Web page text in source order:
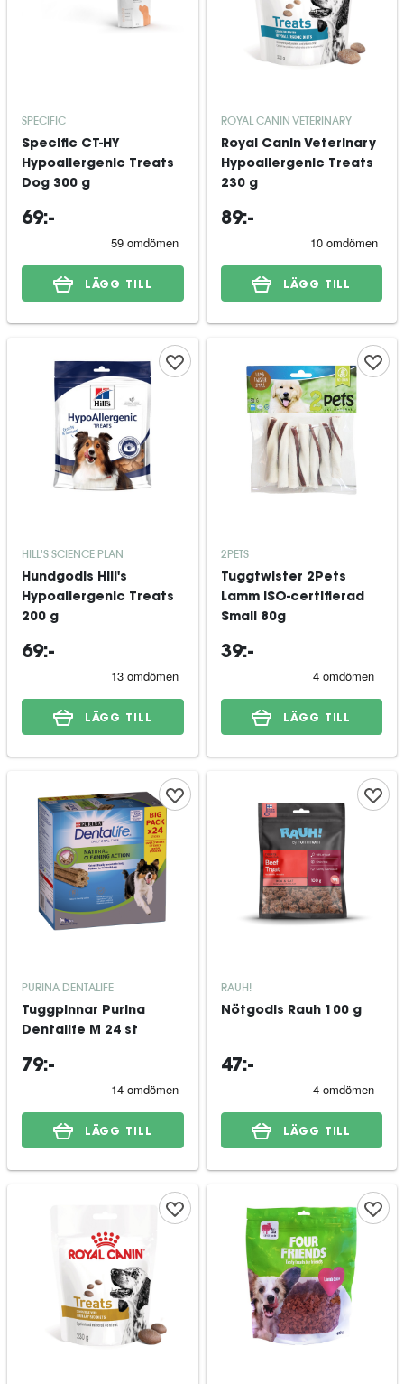
SPECIFIC
Specific CT-HY
Hypoallergenic Treats
Dog 300 g
69:-
LÄGG TILL
ROYAL CANIN VETERINARY
Royal Canin Veterinary
Hypoallergenic Treats
230 g
89:-
LÄGG TILL
HILL'S SCIENCE PLAN
Hundgodis Hill's
Hypoallergenic Treats
200 g
69:-
LÄGG TILL
2PETS
Tuggtwister 2Pets
Lamm ISO-certifierad
Small 80g
39:-
LÄGG TILL
PURINA DENTALIFE
Tuggpinnar Purina
Dentalife M 24 st
79:-
LÄGG TILL
RAUH!
Nötgodis Rauh 100 g
47:-
LÄGG TILL